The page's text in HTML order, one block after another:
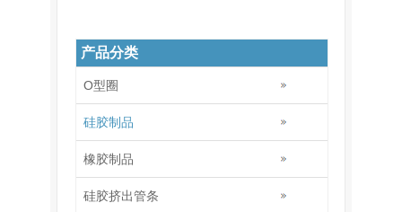
产品分类
O型圈
硅胶制品
橡胶制品
硅胶挤出管条